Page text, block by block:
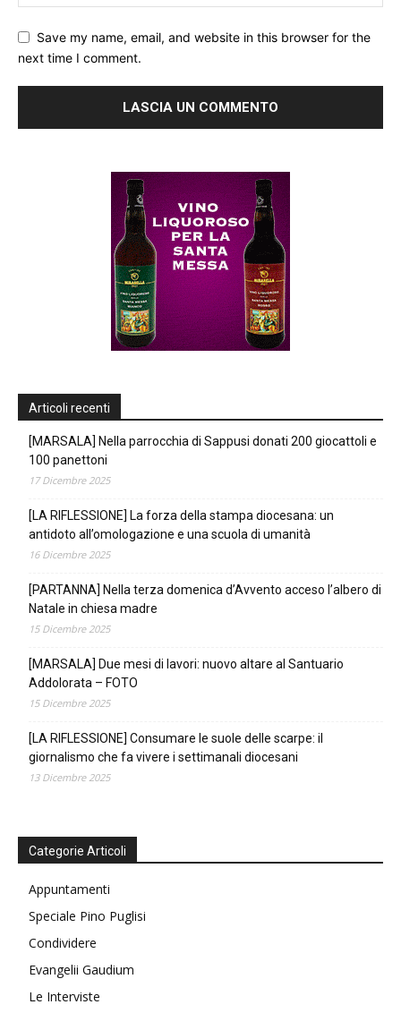
Save my name, email, and website in this browser for the
next time I comment.
Articoli recenti
[MARSALA] Nella parrocchia di Sappusi donati 200 giocattoli e
100 panettoni
17 Dicembre 2025
[LA RIFLESSIONE] La forza della stampa diocesana: un
antidoto all’omologazione e una scuola di umanità
16 Dicembre 2025
[PARTANNA] Nella terza domenica d’Avvento acceso l’albero di
Natale in chiesa madre
15 Dicembre 2025
[MARSALA] Due mesi di lavori: nuovo altare al Santuario
Addolorata – FOTO
15 Dicembre 2025
[LA RIFLESSIONE] Consumare le suole delle scarpe: il
giornalismo che fa vivere i settimanali diocesani
13 Dicembre 2025
Categorie Articoli
Appuntamenti
Speciale Pino Puglisi
Condividere
Evangelii Gaudium
Le Interviste